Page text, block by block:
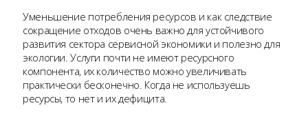
Уменьшение потребления ресурсов и как следствие
сокращение отходов очень важно для устойчивого
развития сектора сервисной экономики и полезно для
экологии. Услуги почти не имеют ресурсного
компонента, их количество можно увеличивать
практически бесконечно. Когда не используешь
ресурсы, то нет и их дефицита.